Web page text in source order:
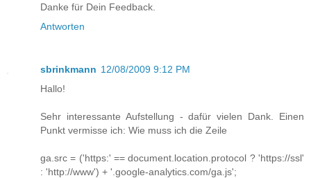
Danke für Dein Feedback.
Antworten
sbrinkmann 12/08/2009 9:12 PM
Hallo!
Sehr interessante Aufstellung - dafür vielen Dank. Einen
Punkt vermisse ich: Wie muss ich die Zeile
ga.src = ('https:' == document.location.protocol ? 'https://ssl'
: 'http://www') + '.google-analytics.com/ga.js';